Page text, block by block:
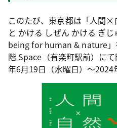
このたび、東京都は「人間
と かける しぜん かける ぎ
being for human & nature」
階 Space（有楽町駅前）に
年6月19日（水曜日）～2024